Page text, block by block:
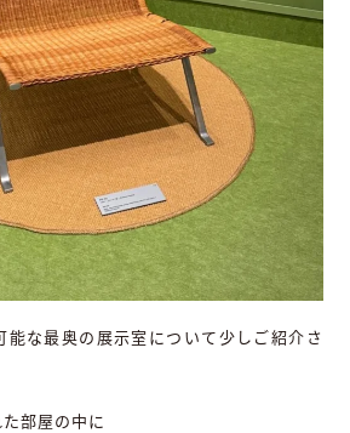
能な最奥の展示室について少しご紹介さ
部屋の中に